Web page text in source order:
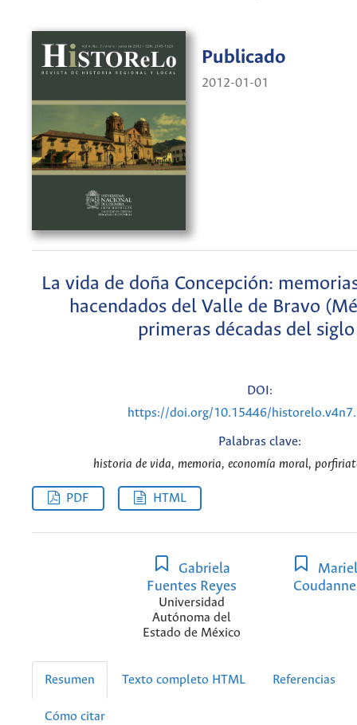
Publicado
2012-01-01
La vida de doña Concepción:
hacendados del Valle de Bravo
primeras décadas del siglo
DOI:
https://doi.org/10.15446/
Palabras clave:
historia de vida, memoria, economía moral,
PDF HTML
Gabriela
Fuentes Reyes
Universidad
Autónoma del
Estado de México
Resumen Texto completo HTML Referencias
Cómo citar